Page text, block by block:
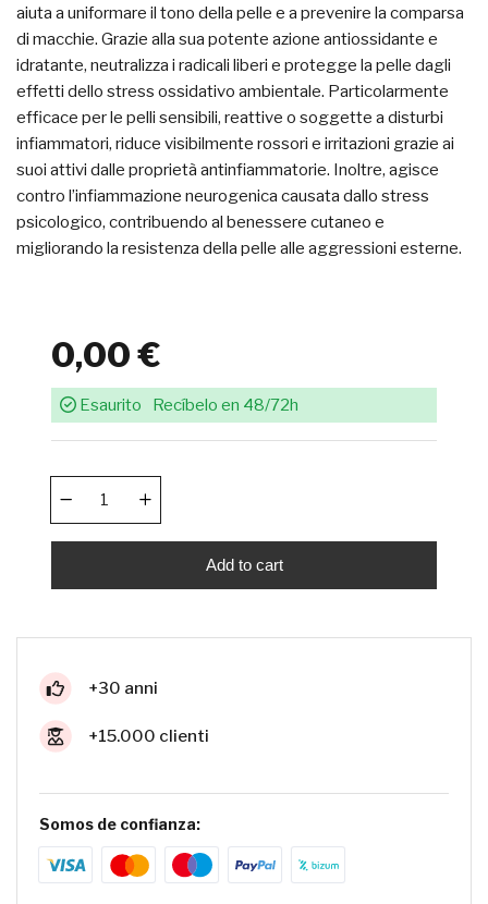
aiuta a uniformare il tono della pelle e a prevenire la comparsa
di macchie. Grazie alla sua potente azione antiossidante e
idratante, neutralizza i radicali liberi e protegge la pelle dagli
effetti dello stress ossidativo ambientale. Particolarmente
efficace per le pelli sensibili, reattive o soggette a disturbi
infiammatori, riduce visibilmente rossori e irritazioni grazie ai
suoi attivi dalle proprietà antinfiammatorie. Inoltre, agisce
contro l’infiammazione neurogenica causata dallo stress
psicologico, contribuendo al benessere cutaneo e
migliorando la resistenza della pelle alle aggressioni esterne.
0,00 €
Esaurito Recíbelo en 48/72h
Add to cart
+30 anni
+15.000 clienti
Somos de confianza: